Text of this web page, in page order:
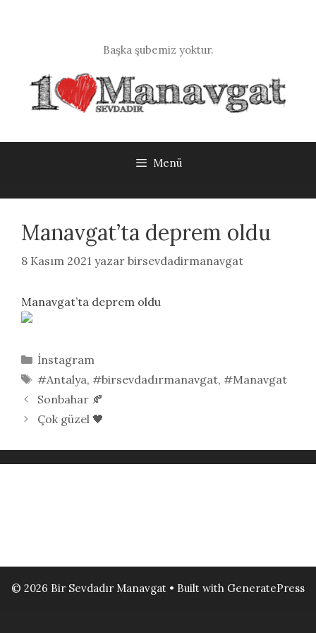
Başka şubemiz yoktur.
Menü
Manavgat’ta deprem oldu
8 Kasım 2021 yazar birsevdadirmanavgat
Manavgat’ta deprem oldu
Kategoriler
İnstagram
Etiketler
#Antalya, #birsevdadırmanavgat, #Manavgat
Sonbahar 🍂
Çok güzel 🖤
© 2026 Bir Sevdadır Manavgat • Built with GeneratePress